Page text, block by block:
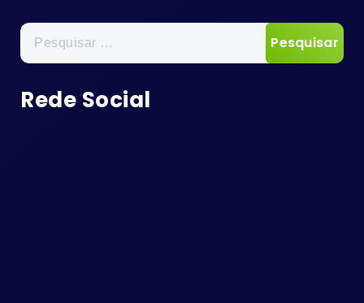
Pesquisar
por:
Rede Social